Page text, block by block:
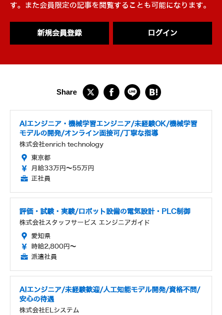
す。また会員限定の記事を閲覧することも可能になります。
新規会員登録 ログイン
AIエンジニア・機械学習エンジニア/未経験OK/機械学習
モデルの開発/オンライン面接可/丁寧な指導
株式会社enrich technology
東京都
月給33万円～55万円
正社員
評価・試験・実験/ロボット設備の電気設計・PLC制御
株式会社スタッフサービス エンジニアガイド
愛知県
時給2,800円～
派遣社員
AIエンジニア/未経験歓迎/人工知能モデル開発/資格不問/
安心の待遇
株式会社ELシステム